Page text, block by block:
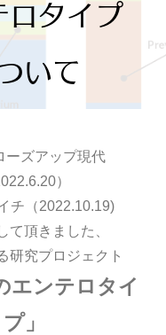
ロタイプ
いて
ーズアップ現代
）
チ（2022.10.19)
て頂きました、
研究プロジェクト
エンテロタイ
プ」